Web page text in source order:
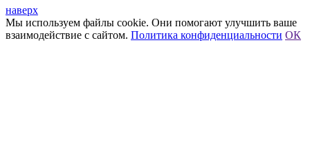
наверх
Мы используем файлы cookie. Они помогают улучшить ваше
взаимодействие с сайтом. Политика конфиденциальности ОК